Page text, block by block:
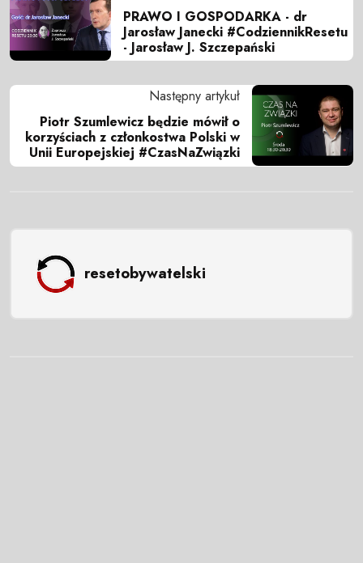
PRAWO I GOSPODARKA - dr
Jarosław Janecki #CodziennikResetu
- Jarosław J. Szczepański
Następny artykuł
Piotr Szumlewicz będzie mówił o
korzyściach z członkostwa Polski w
Unii Europejskiej #CzasNaZwiązki
resetobywatelski